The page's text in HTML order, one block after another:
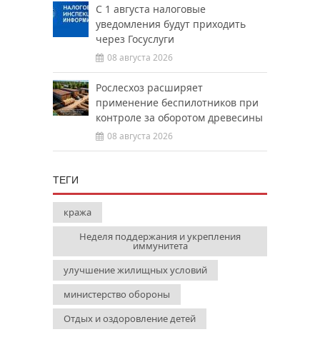
С 1 августа налоговые
уведомления будут приходить
через Госуслуги
08 августа 2026
Рослесхоз расширяет
применение беспилотников при
контроле за оборотом древесины
08 августа 2026
ТЕГИ
кража
Неделя поддержания и укрепления
иммунитета
улучшение жилищных условий
министерство обороны
Отдых и оздоровление детей